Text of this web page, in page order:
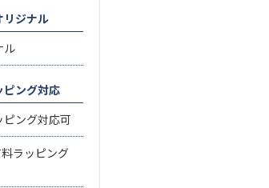
リジナル
ル
ピング対応
ピング対応可
ラッピング